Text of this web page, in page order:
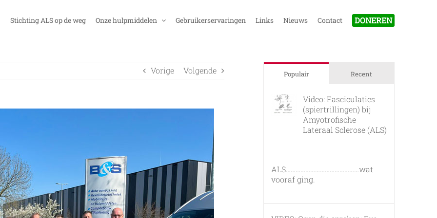
Stichting ALS op de weg Onze hulpmiddelen Gebruikerservaringen Links Nieuws Contact DONEREN
Vorige Volgende Populair Recent
Video: Fasciculaties
(spiertrillingen) bij
Amyotrofische
Lateraal Sclerose (ALS)
ALS………………………………………wat
vooraf ging.